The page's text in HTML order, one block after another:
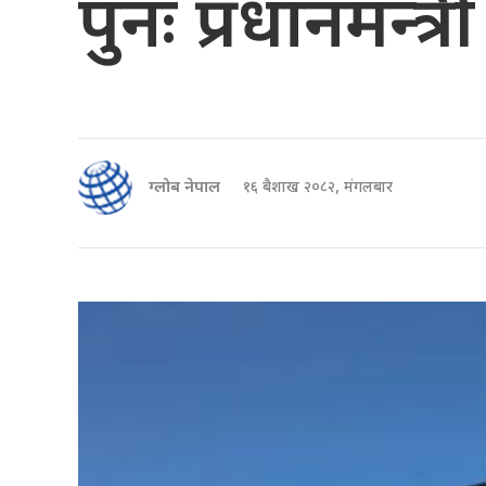
पुनः
ग्लोब नेपाल १६ बैशाख २०८२, मंगलबार